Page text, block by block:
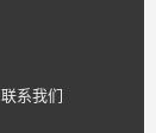
联系我们